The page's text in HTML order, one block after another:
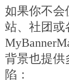
如果你不会
站、社团或
背景也提供
陷：